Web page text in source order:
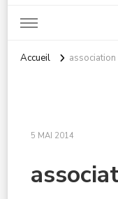
Accueil
5 MAI 2014